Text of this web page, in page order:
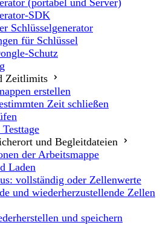
SDK
Schlüsselgenerator
für Schlüssel
Schutz
Zeitlimits
erstellen
Zeit schließen
und Begleitdateien
der Arbeitsmappe
Laden
vollständig oder Zellenwerte
und wiederherzustellende Zellen
und speichern